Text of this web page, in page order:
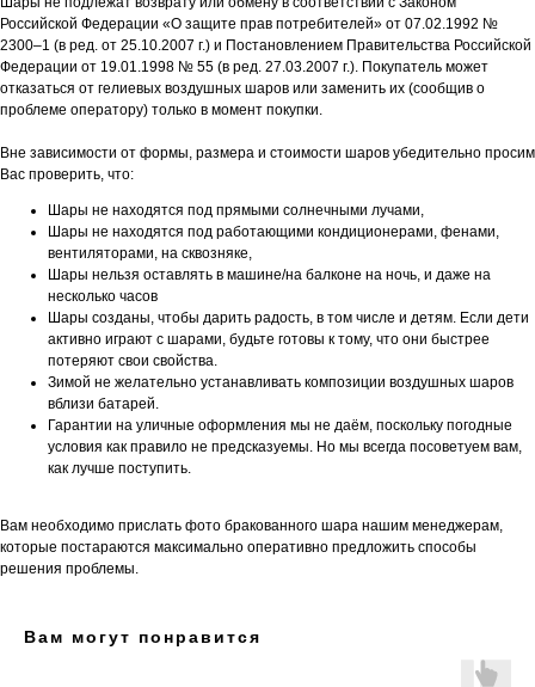
Российской Федерации «О защите прав потребителей» от 07.02.1992 №
2300–1 (в ред. от 25.10.2007 г.) и Постановлением Правительства Российской
Федерации от 19.01.1998 № 55 (в ред. 27.03.2007 г.). Покупатель может
отказаться от гелиевых воздушных шаров или заменить их (сообщив о
проблеме оператору) только в момент покупки.
Вне зависимости от формы, размера и стоимости шаров убедительно просим
Вас проверить, что:
Шары не находятся под прямыми солнечными лучами,
Шары не находятся под работающими кондиционерами, фенами,
вентиляторами, на сквозняке,
Шары нельзя оставлять в машине/на балконе на ночь, и даже на
несколько часов
Шары созданы, чтобы дарить радость, в том числе и детям. Если дети
активно играют с шарами, будьте готовы к тому, что они быстрее
потеряют свои свойства.
Зимой не желательно устанавливать композиции воздушных шаров
вблизи батарей.
Гарантии на уличные оформления мы не даём, поскольку погодные
условия как правило не предсказуемы. Но мы всегда посоветуем вам,
как лучше поступить.
Вам необходимо прислать фото бракованного шара нашим менеджерам,
которые постараются максимально оперативно предложить способы
решения проблемы.
Вам могут понравится